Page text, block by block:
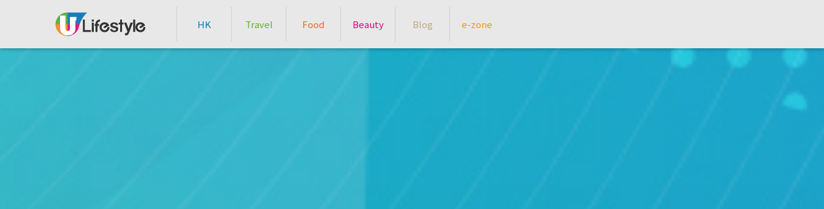
HK Travel Food Beauty Blog e-zone